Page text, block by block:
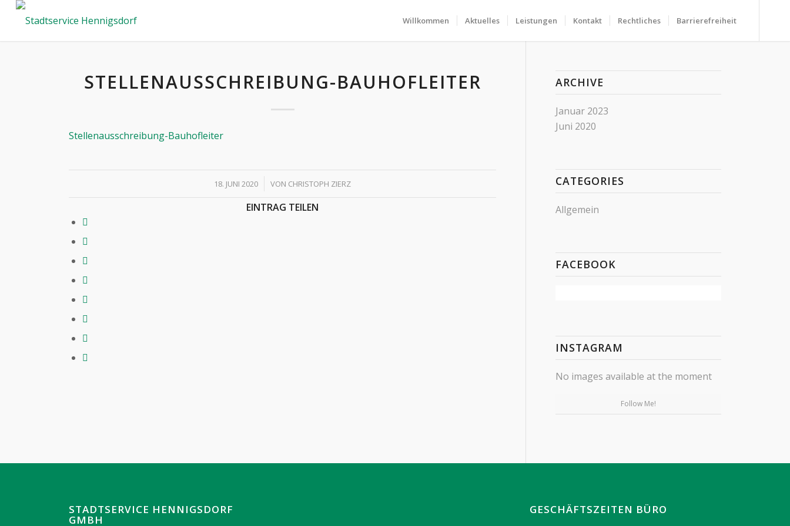
Willkommen Aktuelles Leistungen Kontakt Rechtliches Barrierefreiheit
STELLENAUSSCHREIBUNG-BAUHOFLEITER
Stellenausschreibung-Bauhofleiter
18. JUNI 2020
/ VON CHRISTOPH ZIERZ
EINTRAG TEILEN
ARCHIVE
Januar 2023
Juni 2020
CATEGORIES
Allgemein
FACEBOOK
INSTAGRAM
No images available at the moment
Follow Me!
STADTSERVICE HENNIGSDORF
GMBH
GESCHÄFTSZEITEN BÜRO